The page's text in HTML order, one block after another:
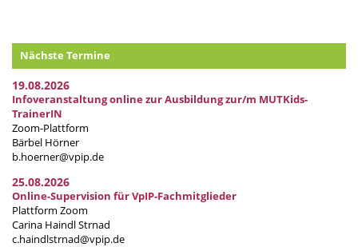
Nächste Termine
19.08.2026
Infoveranstaltung online zur Ausbildung zur/m MUTKids-
TrainerIN
Zoom-Plattform
Bärbel Hörner
b.hoerner@vpip.de
25.08.2026
Online-Supervision für VpIP-Fachmitglieder
Plattform Zoom
Carina Haindl Strnad
c.haindlstrnad@vpip.de